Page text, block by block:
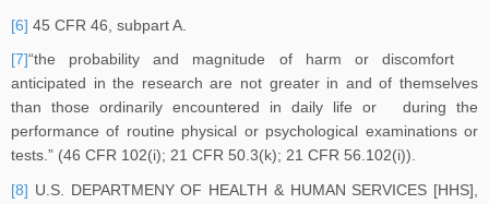
[6] 45 CFR 46, subpart A.
[7]“the probability and magnitude of harm or discomfort
anticipated in the research are not greater in and of themselves
than those ordinarily encountered in daily life or during the
performance of routine physical or psychological examinations or
tests.” (46 CFR 102(i); 21 CFR 50.3(k); 21 CFR 56.102(i)).
[8] U.S. DEPARTMENY OF HEALTH & HUMAN SERVICES [HHS],